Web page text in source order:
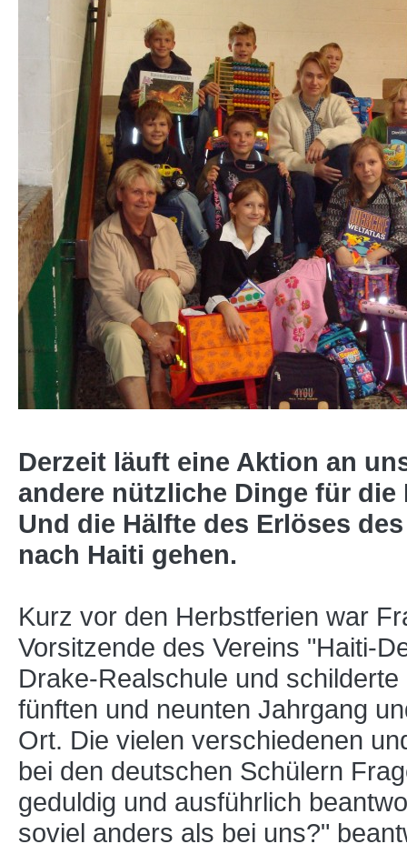
Derzeit läuft eine Aktion an
andere nützliche Dinge für
Und die Hälfte des Erlöses
nach Haiti gehen.
Kurz vor den Herbstferien war
Vorsitzende des Vereins "Haiti-
Drake-Realschule und
fünften und neunten Jahrgang
Ort. Die vielen verschiedenen
bei den deutschen Schülern
geduldig und ausführlich
soviel anders als bei uns?"